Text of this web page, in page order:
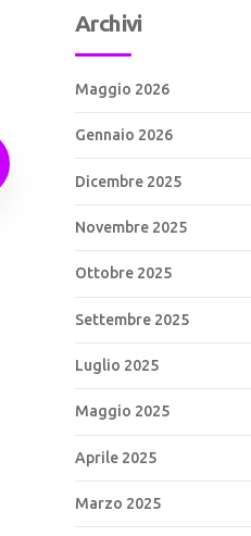
Archivi
Maggio 2026
Gennaio 2026
Dicembre 2025
Novembre 2025
Ottobre 2025
Settembre 2025
Luglio 2025
Maggio 2025
Aprile 2025
Marzo 2025